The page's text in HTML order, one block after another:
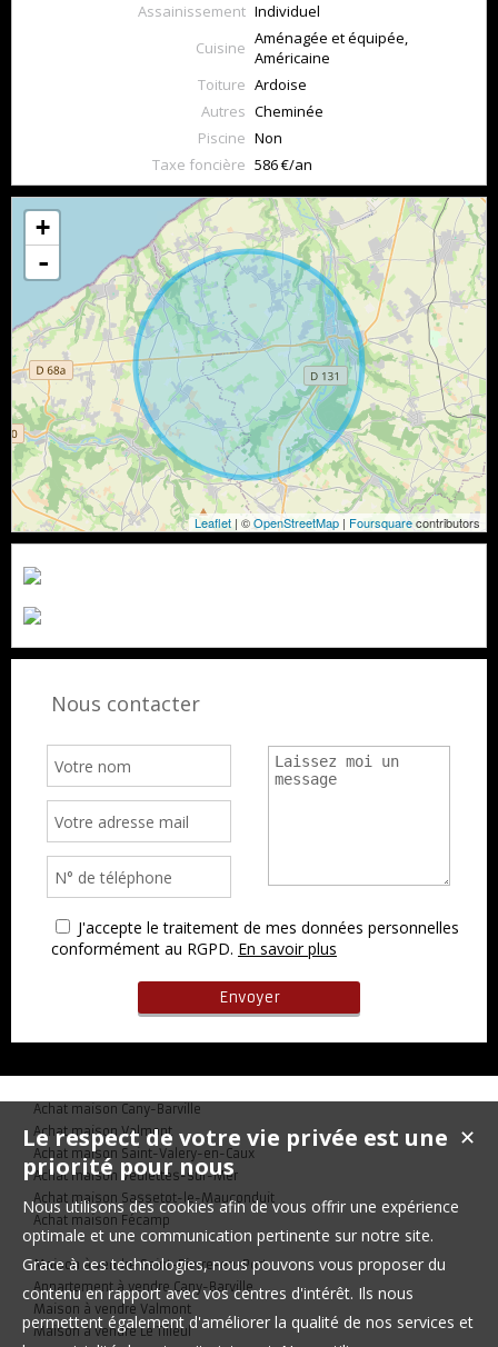
Assainissement Individuel
Cuisine Aménagée et équipée,
Américaine
Toiture Ardoise
Autres Cheminée
Piscine Non
Taxe foncière 586 €/an
+
-
Leaflet | ©OpenStreetMap | Foursquarecontributors
Nous contacter
J'accepte le traitement de mes données personnelles
conformément au RGPD. En savoir plus
Achat maison Cany-Barville
Achat maison Valmont
Achat maison Saint-Valery-en-Caux
Achat maison Veulettes-sur-Mer
Achat maison Sassetot-le-Mauconduit
Achat maison Fécamp
Maison à vendre Saint-Pierre-en-Port
Appartement à vendre Cany-Barville
Maison à vendre Valmont
Maison à vendre Le Tilleul
✕
Le respect de votre vie privée est une
priorité pour nous
Nous utilisons des cookies afin de vous offrir une expérience
optimale et une communication pertinente sur notre site.
Grace à ces technologies, nous pouvons vous proposer du
contenu en rapport avec vos centres d'intérêt. Ils nous
permettent également d'améliorer la qualité de nos services et